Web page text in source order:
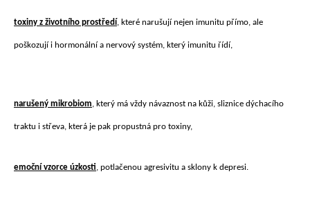
toxiny z životního prostředí, které narušují nejen imunitu přímo, ale
poškozují i hormonální a nervový systém, který imunitu řídí,
narušený mikrobiom, který má vždy návaznost na kůži, sliznice dýchacího
traktu i střeva, která je pak propustná pro toxiny,
emoční vzorce úzkosti, potlačenou agresivitu a sklony k depresi.